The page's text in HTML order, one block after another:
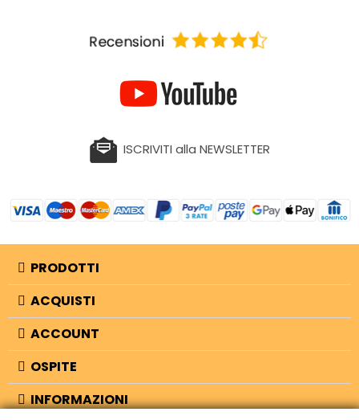
ISCRIVITI alla NEWSLETTER
PRODOTTI
ACQUISTI
ACCOUNT
OSPITE
INFORMAZIONI